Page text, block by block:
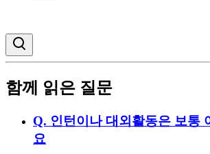
함께 읽은 질문
Q. 인턴이나 대외활동은 보통
요